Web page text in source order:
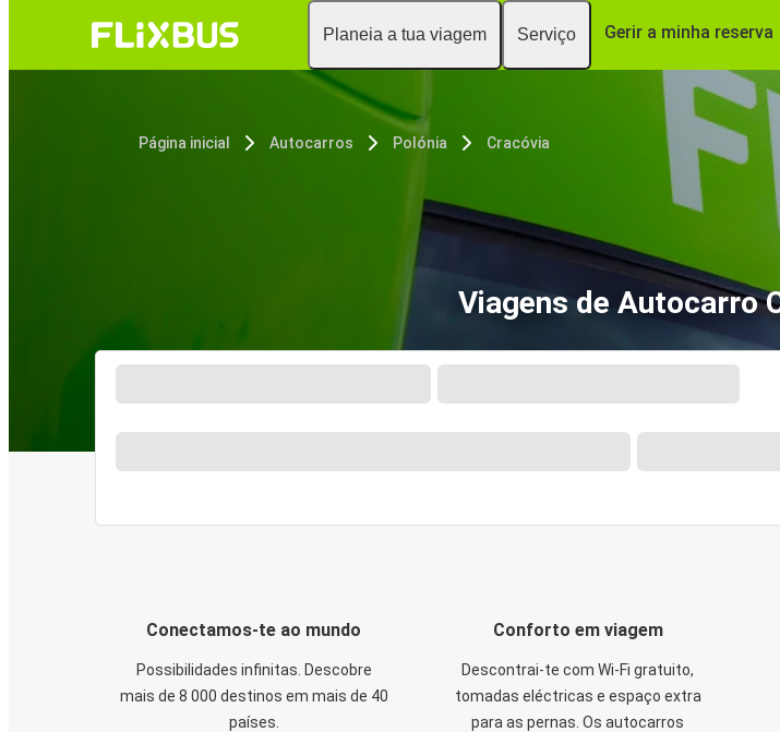
Planeia a tua viagem Serviço Gerir a minha reserva
Página inicial Autocarros Polónia Cracóvia
Viagens de Autocarro
Conectamos-te ao mundo
Possibilidades infinitas. Descobre
mais de 8 000 destinos em mais de 40
países.
Conforto em viagem
Descontrai-te com Wi-Fi gratuito,
tomadas eléctricas e espaço extra
para as pernas. Os autocarros